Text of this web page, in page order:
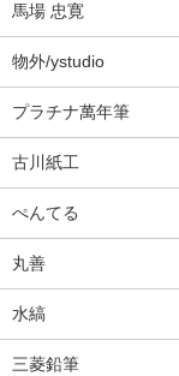
馬場 忠寛
物外/ystudio
プラチナ萬年筆
古川紙工
ぺんてる
丸善
水縞
三菱鉛筆